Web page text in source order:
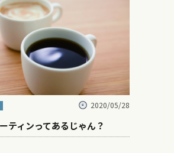
2020/05/28
ティンってあるじゃん？